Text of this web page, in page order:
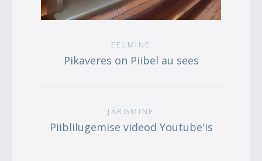
EELMINE
Pikaveres on Piibel au sees
JÄRGMINE
Piiblilugemise videod Youtube'is